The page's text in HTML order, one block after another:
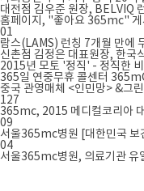
대전점 김우준 원장, BELVIQ
홈페이지, "좋아요 365mc" 게
01
람스(LAMS) 런칭 7개월 만에
신촌점 김정은 대표원장, 한국
2015년 모토 '정직' - 정직한
365일 연중무휴 콜센터
중국 관영매체 <인민망> &그
127
365mc, 2015 메디컬코리아
09
서울365mc병원 [대한민국 보
04
서울365mc병원, 의료기관 유